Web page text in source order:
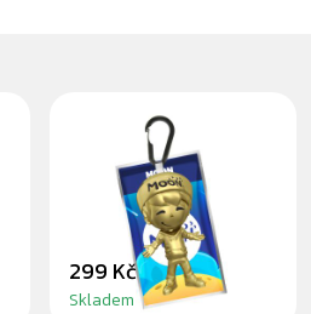
MOON ZLATÝ
PŘÍVĚSEK
299 Kč
Skladem